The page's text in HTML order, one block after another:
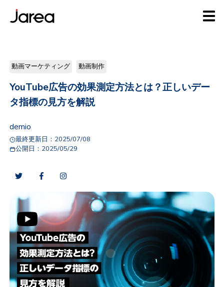
動画マーケティング 動画制作
YouTube広告の効果測定方法とは？正しいデー
タ指標の見方を解説
demio
最終更新日： 2025/07/08
公開日： 2025/05/29